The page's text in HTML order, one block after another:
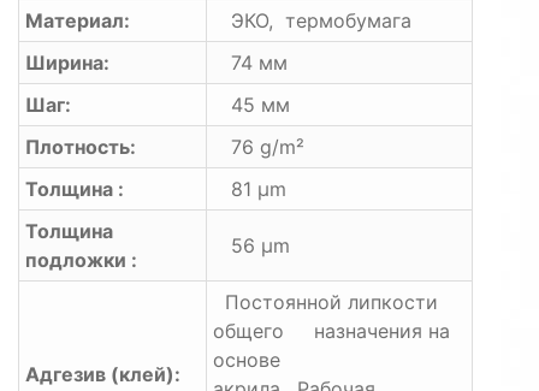
Материал:
ЭКО, термобумага
Ширина:
74 мм
Шаг:
45 мм
Плотность:
76 g/m²
Толщина :
81 μm
Толщина
подложки :
56 μm
Адгезив (клей):
Постоянной липкости
общего назначения на
основе